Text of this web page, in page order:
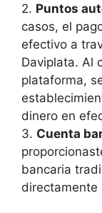
2. Puntos
casos, el
efectivo a
Daviplata. Al
plataforma,
dinero en
3. Cuenta
bancaria
directamente